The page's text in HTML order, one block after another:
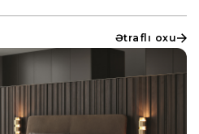
Ətraflı oxu